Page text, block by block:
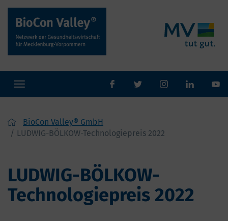
Toggle
navigation
facebooktwitterInstaram
BioCon Valley® GmbH
LUDWIG-BÖLKOW-Technologiepreis 2022
LUDWIG-BÖLKOW-
Technologiepreis 2022